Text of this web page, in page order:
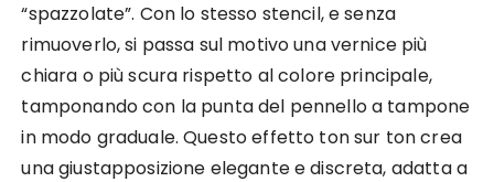
“spazzolate”. Con lo stesso stencil, e senza
rimuoverlo, si passa sul motivo una vernice più
chiara o più scura rispetto al colore principale,
tamponando con la punta del pennello a tampone
in modo graduale. Questo effetto ton sur ton crea
una giustapposizione elegante e discreta, adatta a